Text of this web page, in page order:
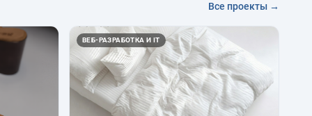
Все проекты →
ВЕБ-РАЗРАБОТКА И IT